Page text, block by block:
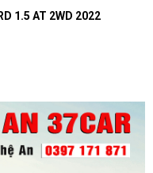
1.5 AT 2WD 2022